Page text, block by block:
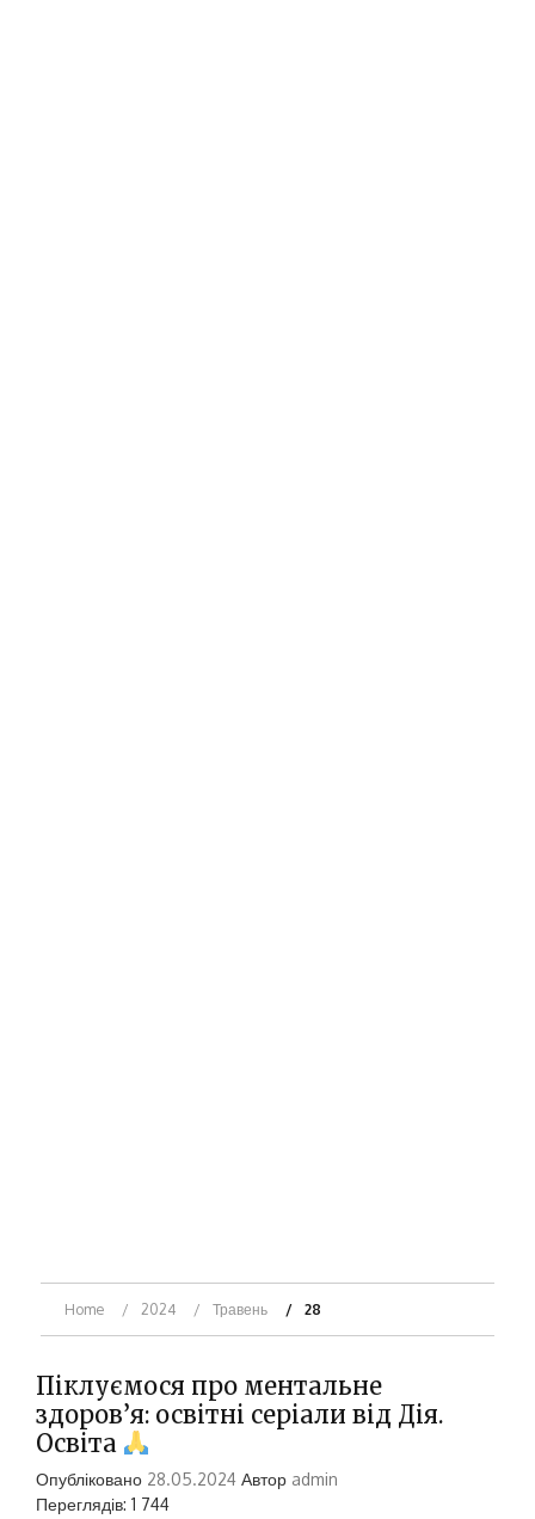
Home 2024 Травень 28
Піклуємося про ментальне
здоров’я: освітні серіали від Дія.
Освіта
Опубліковано 28.05.2024 Автор admin
Переглядів: 1 744